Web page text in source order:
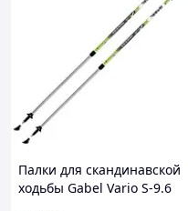
Палки для скандинавской
ходьбы Gabel Vario S-9.6